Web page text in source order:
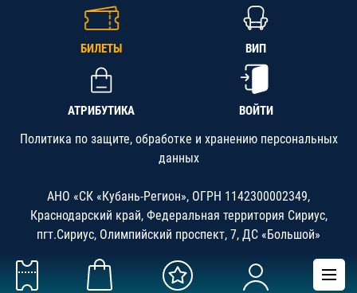
БИЛЕТЫ ВИП
АТРИБУТИКА ВОЙТИ
Политика по защите, обработке и хранению персональных
данных
АНО «СК «Кубань-Регион», ОГРН 1142300002349,
Краснодарский край, Федеральная территория Сириус,
пгт.Сириус, Олимпийский проспект, 7, ДС «Большой»